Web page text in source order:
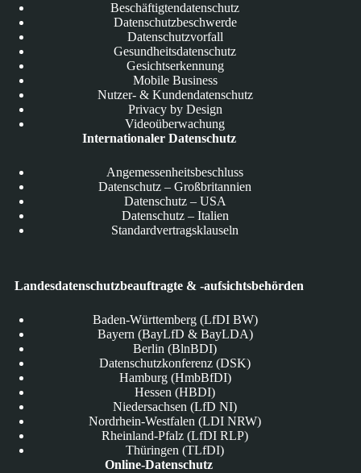
Beschäftigtendatenschutz
Datenschutzbeschwerde
Datenschutzvorfall
Gesundheitsdatenschutz
Gesichtserkennung
Mobile Business
Nutzer- & Kundendatenschutz
Privacy by Design
Videoüberwachung
Internationaler Datenschutz
Angemessenheitsbeschluss
Datenschutz – Großbritannien
Datenschutz – USA
Datenschutz – Italien
Standardvertragsklauseln
Landesdatenschutzbeauftragte & -aufsichtsbehörden
Baden-Württemberg (LfDI BW)
Bayern (BayLfD & BayLDA)
Berlin (BlnBDI)
Datenschutzkonferenz (DSK)
Hamburg (HmbBfDI)
Hessen (HBDI)
Niedersachsen (LfD NI)
Nordrhein-Westfalen (LDI NRW)
Rheinland-Pfalz (LfDI RLP)
Thüringen (TLfDI)
Online-Datenschutz